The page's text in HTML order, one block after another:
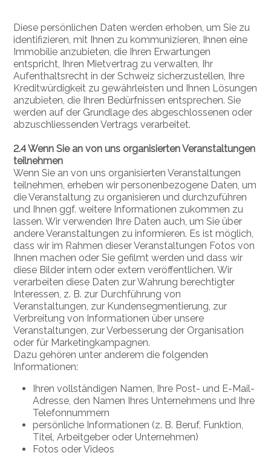
Diese persönlichen Daten werden erhoben, um Sie zu
identifizieren, mit Ihnen zu kommunizieren, Ihnen eine
Immobilie anzubieten, die Ihren Erwartungen
entspricht, Ihren Mietvertrag zu verwalten, Ihr
Aufenthaltsrecht in der Schweiz sicherzustellen, Ihre
Kreditwürdigkeit zu gewährleisten und Ihnen Lösungen
anzubieten, die Ihren Bedürfnissen entsprechen. Sie
werden auf der Grundlage des abgeschlossenen oder
abzuschliessenden Vertrags verarbeitet.
2.4 Wenn Sie an von uns organisierten Veranstaltungen
teilnehmen
Wenn Sie an von uns organisierten Veranstaltungen
teilnehmen, erheben wir personenbezogene Daten, um
die Veranstaltung zu organisieren und durchzuführen
und Ihnen ggf. weitere Informationen zukommen zu
lassen. Wir verwenden Ihre Daten auch, um Sie über
andere Veranstaltungen zu informieren. Es ist möglich,
dass wir im Rahmen dieser Veranstaltungen Fotos von
Ihnen machen oder Sie gefilmt werden und dass wir
diese Bilder intern oder extern veröffentlichen. Wir
verarbeiten diese Daten zur Wahrung berechtigter
Interessen, z. B. zur Durchführung von
Veranstaltungen, zur Kundensegmentierung, zur
Verbreitung von Informationen über unsere
Veranstaltungen, zur Verbesserung der Organisation
oder für Marketingkampagnen.
Dazu gehören unter anderem die folgenden
Informationen:
Ihren vollständigen Namen, Ihre Post- und E-Mail-
Adresse, den Namen Ihres Unternehmens und Ihre
Telefonnummern
persönliche Informationen (z. B. Beruf, Funktion,
Titel, Arbeitgeber oder Unternehmen)
Fotos oder Videos